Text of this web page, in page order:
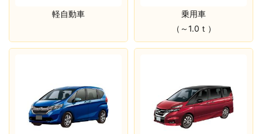
軽自動車
乗用車
（～1.0ｔ）